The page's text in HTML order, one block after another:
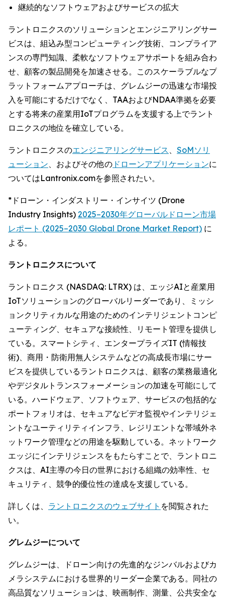
継続的なソフトウェアおよびサービスの拡大
ラントロニクスのソリューションとエンジニアリングサー
ビスは、組込み型コンピューティング技術、コンプライア
ンスの専門知識、柔軟なソフトウェアサポートを組み合わ
せ、顧客の製品開発を加速させる。このスケーラブルなプ
ラットフォームアプローチは、グレムジーの迅速な市場投
入を可能にするだけでなく、TAAおよびNDAA準拠を必要
とする将来の産業用IoTプログラムを支援する上でラント
ロニクスの地位を確立している。
ラントロニクスのエンジニアリングサービス
SoMソリ
ューション 、およびその他の ドローンアプリケーションに
ついてはLantronix.comを参照されたい。
*ドローン・インダストリー・インサイツ (Drone
Industry Insights) 2025–2030年グローバルドローン市場
レポート (2025–2030 Global Drone Market Report) に
よる。
ラントロニクスについて
ラントロニクス (NASDAQ: LTRX) は、エッジAIと産業用
IoTソリューションのグローバルリーダーであり、ミッシ
ョンクリティカルな用途のためのインテリジェントコンピ
ューティング、セキュアな接続性、リモート管理を提供し
ている。スマートシティ、エンタープライズIT (情報技
術)、商用・防衛用無人システムなどの高成長市場にサー
ビスを提供しているラントロニクスは、顧客の業務最適化
やデジタルトランスフォーメーションの加速を可能にして
いる。ハードウェア、ソフトウェア、サービスの包括的な
ポートフォリオは、セキュアなビデオ監視やインテリジェ
ントなユーティリティインフラ、レジリエントな帯域外ネ
ットワーク管理などの用途を駆動している。ネットワーク
エッジにインテリジェンスをもたらすことで、ラントロニ
クスは、AI主導の今日の世界における組織の効率性、セ
キュリティ、競争的優位性の達成を支援している。
詳しくは、 ラントロニクスのウェブサイト を閲覧された
い。
グレムジーについて
グレムジーは、ドローン向けの先進的なジンバルおよびカ
メラシステムにおける世界的リーダー企業である。同社の
高品質なソリューションは、映画制作、測量、公共安全な